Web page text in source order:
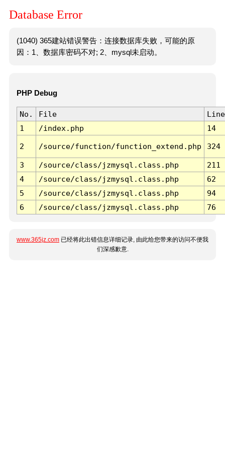
Database Error
(1040) 365建站错误警告：连接数据库失败，可能的原
因：1、数据库密码不对; 2、mysql未启动。
PHP Debug
No. File
Line
1
/index.php 14
2 /source/function/function_extend.php 324
3 /source/class/jzmysql.class.php
211
4
/source/class/jzmysql.class.php
62
5
/source/class/jzmysql.class.php
94
6
/source/class/jzmysql.class.php 76
www.365jz.com 已经将此出错信息详细记录, 由此给您带来的访问不便我
们深感歉意.